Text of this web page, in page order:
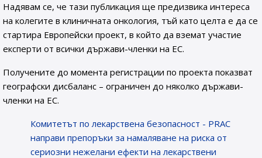
Надявам се, че тази публикация ще предизвика интереса
на колегите в клиничната онкология, тъй като целта е да се
стартира Европейски проект, в който да вземат участие
експерти от всички държави-членки на ЕС.
Получените до момента регистрации по проекта показват
географски дисбаланс – ограничен до няколко държави-
членки на ЕС.
Комитетът по лекарствена безопасност - PRAC
направи препоръки за намаляване на риска от
сериозни нежелани ефекти на лекарствени